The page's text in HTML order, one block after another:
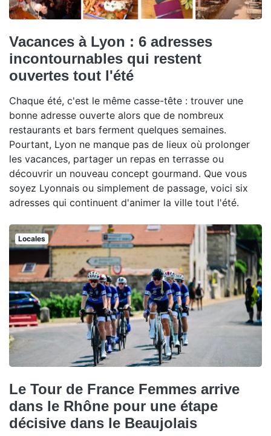
Vacances à Lyon : 6 adresses
incontournables qui restent
ouvertes tout l'été
Chaque été, c'est le même casse-tête : trouver une
bonne adresse ouverte alors que de nombreux
restaurants et bars ferment quelques semaines.
Pourtant, Lyon ne manque pas de lieux où prolonger
les vacances, partager un repas en terrasse ou
découvrir un nouveau concept gourmand. Que vous
soyez Lyonnais ou simplement de passage, voici six
adresses qui continuent d'animer la ville tout l'été.
Locales
Le Tour de France Femmes arrive
dans le Rhône pour une étape
décisive dans le Beaujolais